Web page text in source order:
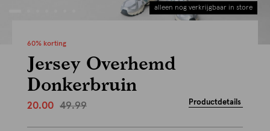
alleen nog verkrijgbaar in store
60% korting
Jersey Overhemd
Donkerbruin
20.00 49.99 Productdetails